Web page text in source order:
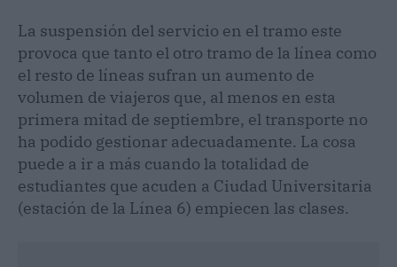
La suspensión del servicio en el tramo este
provoca que tanto el otro tramo de la línea como
el resto de líneas sufran un aumento de
volumen de viajeros que, al menos en esta
primera mitad de septiembre, el transporte no
ha podido gestionar adecuadamente. La cosa
puede a ir a más cuando la totalidad de
estudiantes que acuden a Ciudad Universitaria
(estación de la Línea 6) empiecen las clases.